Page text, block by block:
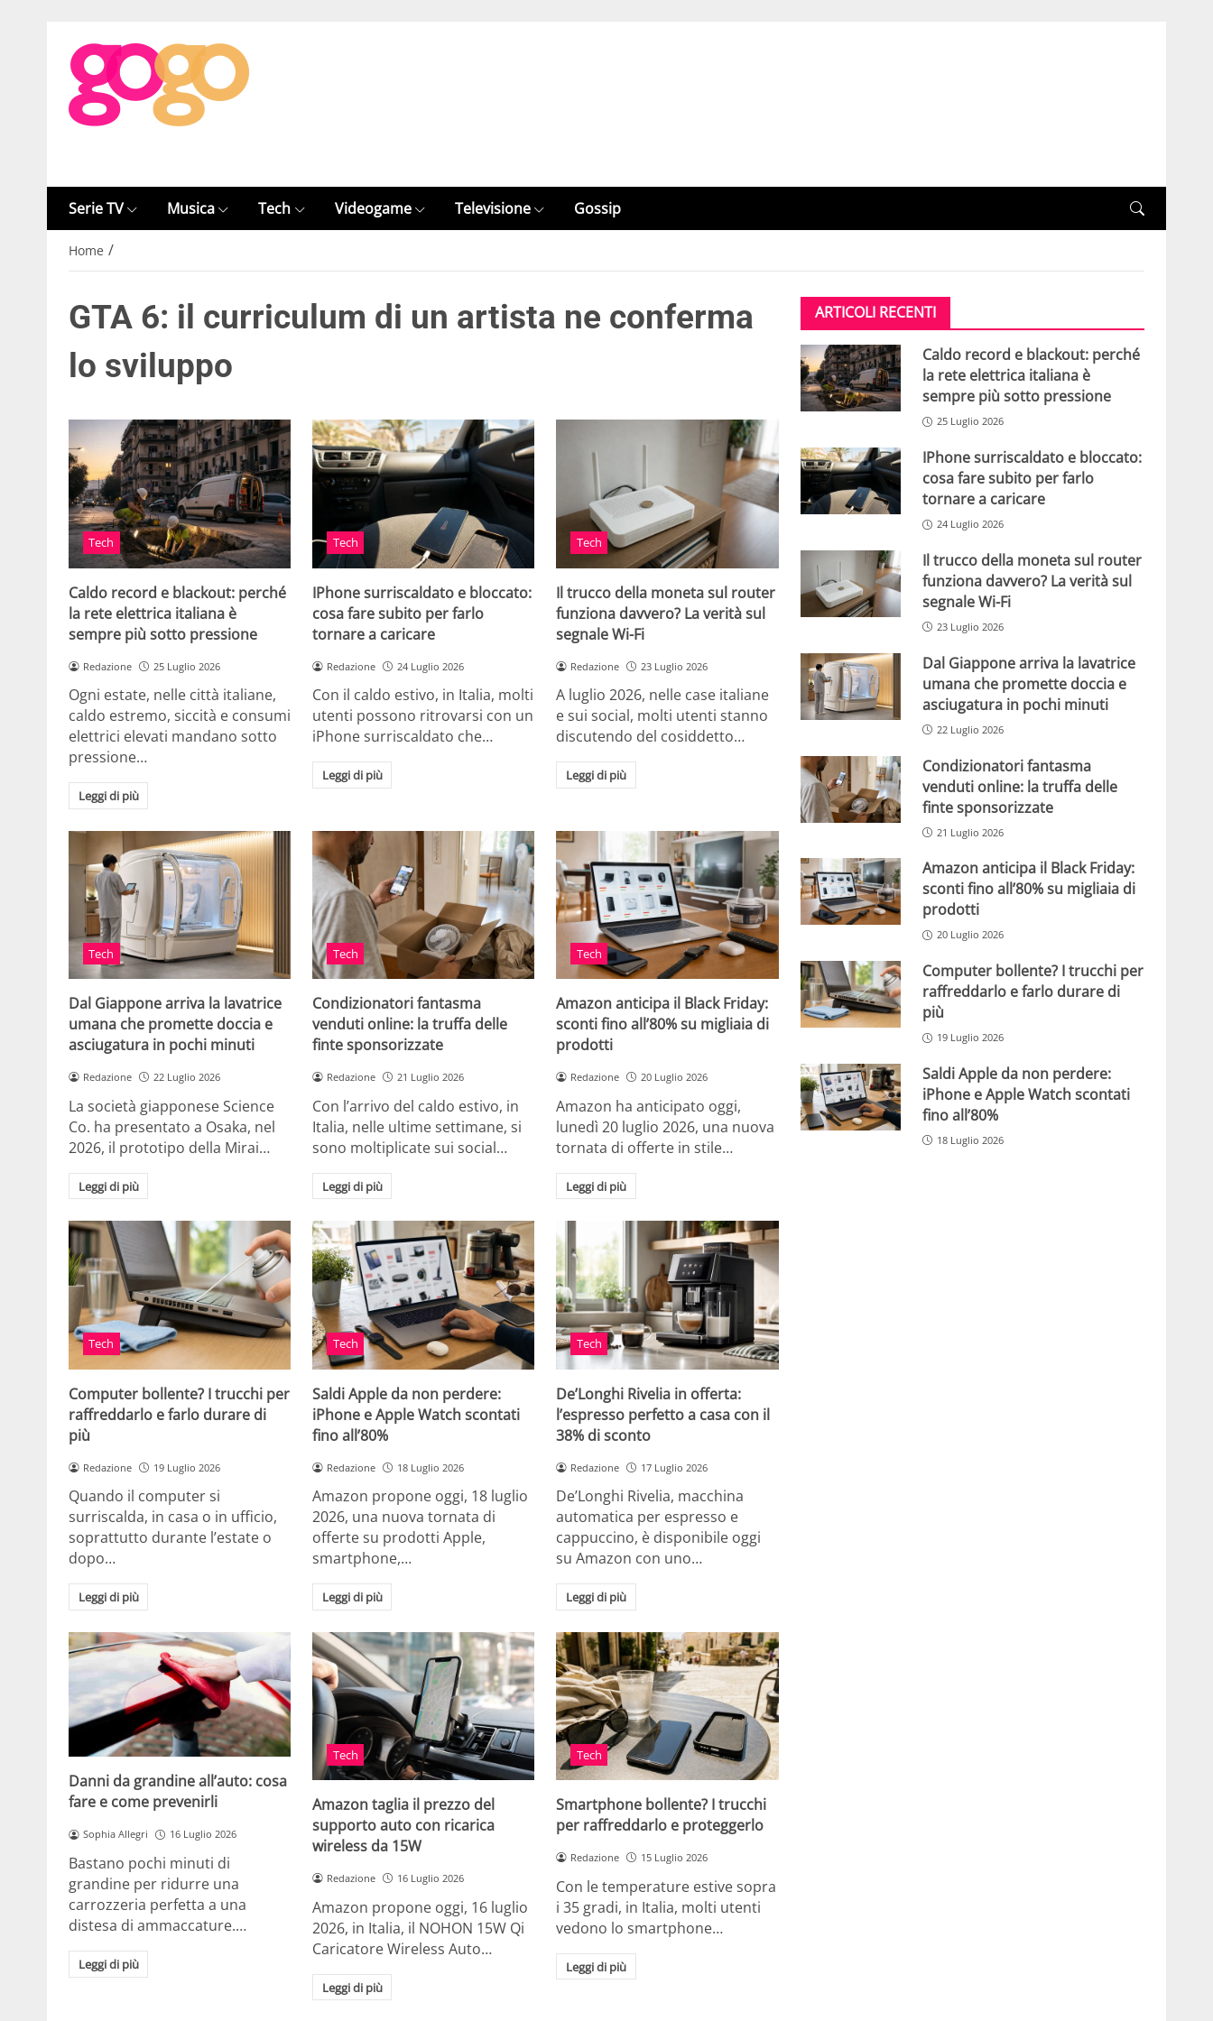
Serie TV Musica Tech Videogame Televisione Gossip
Home /
GTA 6: il curriculum di un artista ne conferma
lo sviluppo
Tech
Caldo record e blackout: perché
la rete elettrica italiana è
sempre più sotto pressione
Redazione 25 Luglio 2026
Ogni estate, nelle città italiane,
caldo estremo, siccità e consumi
elettrici elevati mandano sotto
pressione…
Leggi di più
Tech
IPhone surriscaldato e bloccato:
cosa fare subito per farlo
tornare a caricare
Redazione 24 Luglio 2026
Con il caldo estivo, in Italia, molti
utenti possono ritrovarsi con un
iPhone surriscaldato che…
Leggi di più
Tech
Il trucco della moneta sul router
funziona davvero? La verità sul
segnale Wi-Fi
Redazione 23 Luglio 2026
A luglio 2026, nelle case italiane
e sui social, molti utenti stanno
discutendo del cosiddetto…
Leggi di più
Tech
Dal Giappone arriva la lavatrice
umana che promette doccia e
asciugatura in pochi minuti
Redazione 22 Luglio 2026
La società giapponese Science
Co. ha presentato a Osaka, nel
2026, il prototipo della Mirai…
Leggi di più
Tech
Condizionatori fantasma
venduti online: la truffa delle
finte sponsorizzate
Redazione 21 Luglio 2026
Con l’arrivo del caldo estivo, in
Italia, nelle ultime settimane, si
sono moltiplicate sui social…
Leggi di più
Tech
Amazon anticipa il Black Friday:
sconti fino all’80% su migliaia di
prodotti
Redazione 20 Luglio 2026
Amazon ha anticipato oggi,
lunedì 20 luglio 2026, una nuova
tornata di offerte in stile…
Leggi di più
Tech
Computer bollente? I trucchi per
raffreddarlo e farlo durare di
più
Redazione 19 Luglio 2026
Quando il computer si
surriscalda, in casa o in ufficio,
soprattutto durante l’estate o
dopo…
Leggi di più
Tech
Saldi Apple da non perdere:
iPhone e Apple Watch scontati
fino all’80%
Redazione 18 Luglio 2026
Amazon propone oggi, 18 luglio
2026, una nuova tornata di
offerte su prodotti Apple,
smartphone,…
Leggi di più
Tech
De’Longhi Rivelia in offerta:
l’espresso perfetto a casa con il
38% di sconto
Redazione 17 Luglio 2026
De’Longhi Rivelia, macchina
automatica per espresso e
cappuccino, è disponibile oggi
su Amazon con uno…
Leggi di più
Danni da grandine all’auto: cosa
fare e come prevenirli
Sophia Allegri 16 Luglio 2026
Bastano pochi minuti di
grandine per ridurre una
carrozzeria perfetta a una
distesa di ammaccature.…
Leggi di più
Tech
Amazon taglia il prezzo del
supporto auto con ricarica
wireless da 15W
Redazione 16 Luglio 2026
Amazon propone oggi, 16 luglio
2026, in Italia, il NOHON 15W Qi
Caricatore Wireless Auto…
Leggi di più
Tech
Smartphone bollente? I trucchi
per raffreddarlo e proteggerlo
Redazione 15 Luglio 2026
Con le temperature estive sopra
i 35 gradi, in Italia, molti utenti
vedono lo smartphone…
Leggi di più
ARTICOLI RECENTI
Caldo record e blackout: perché
la rete elettrica italiana è
sempre più sotto pressione
25 Luglio 2026
IPhone surriscaldato e bloccato:
cosa fare subito per farlo
tornare a caricare
24 Luglio 2026
Il trucco della moneta sul router
funziona davvero? La verità sul
segnale Wi-Fi
23 Luglio 2026
Dal Giappone arriva la lavatrice
umana che promette doccia e
asciugatura in pochi minuti
22 Luglio 2026
Condizionatori fantasma
venduti online: la truffa delle
finte sponsorizzate
21 Luglio 2026
Amazon anticipa il Black Friday:
sconti fino all’80% su migliaia di
prodotti
20 Luglio 2026
Computer bollente? I trucchi per
raffreddarlo e farlo durare di
più
19 Luglio 2026
Saldi Apple da non perdere:
iPhone e Apple Watch scontati
fino all’80%
18 Luglio 2026